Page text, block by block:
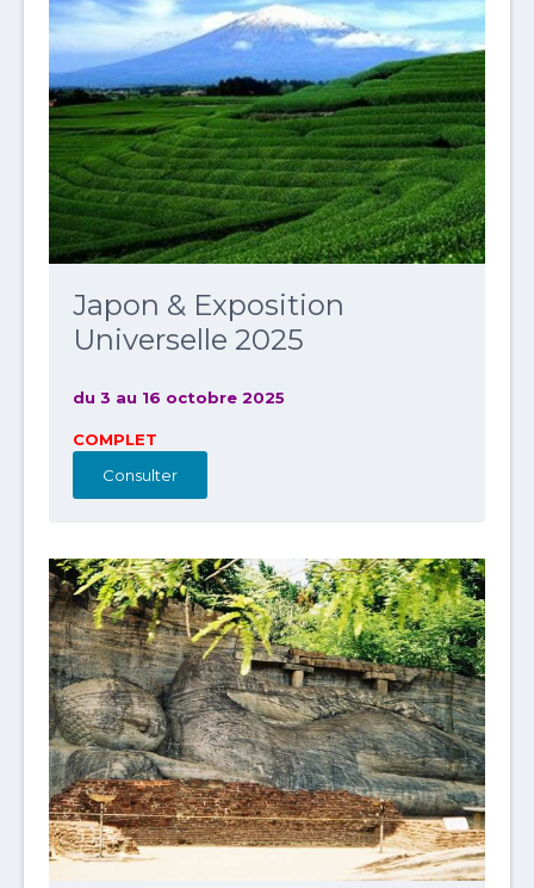
Japon & Exposition
Universelle 2025
du 3 au 16 octobre 2025
COMPLET
Consulter